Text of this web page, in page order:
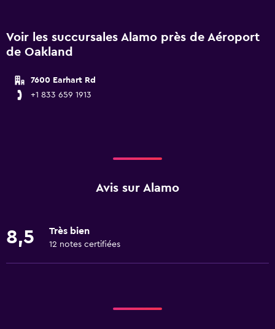
Voir les succursales Alamo près de Aéroport
de Oakland
7600 Earhart Rd
+1 833 659 1913
Avis sur Alamo
8,5 Très bien
12 notes certifiées